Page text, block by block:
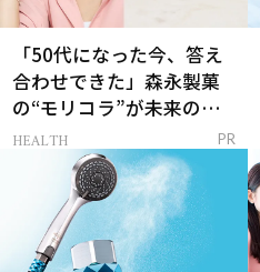
「50代になった今、答え
合わせできた」森永製菓
の“モリコラ”が未来のキ
レイを連れてくる！
HEALTH PR